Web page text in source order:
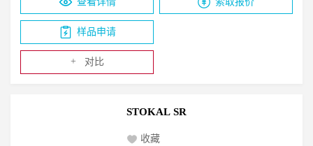
样品申请
+ 对比
STOKAL SR
收藏